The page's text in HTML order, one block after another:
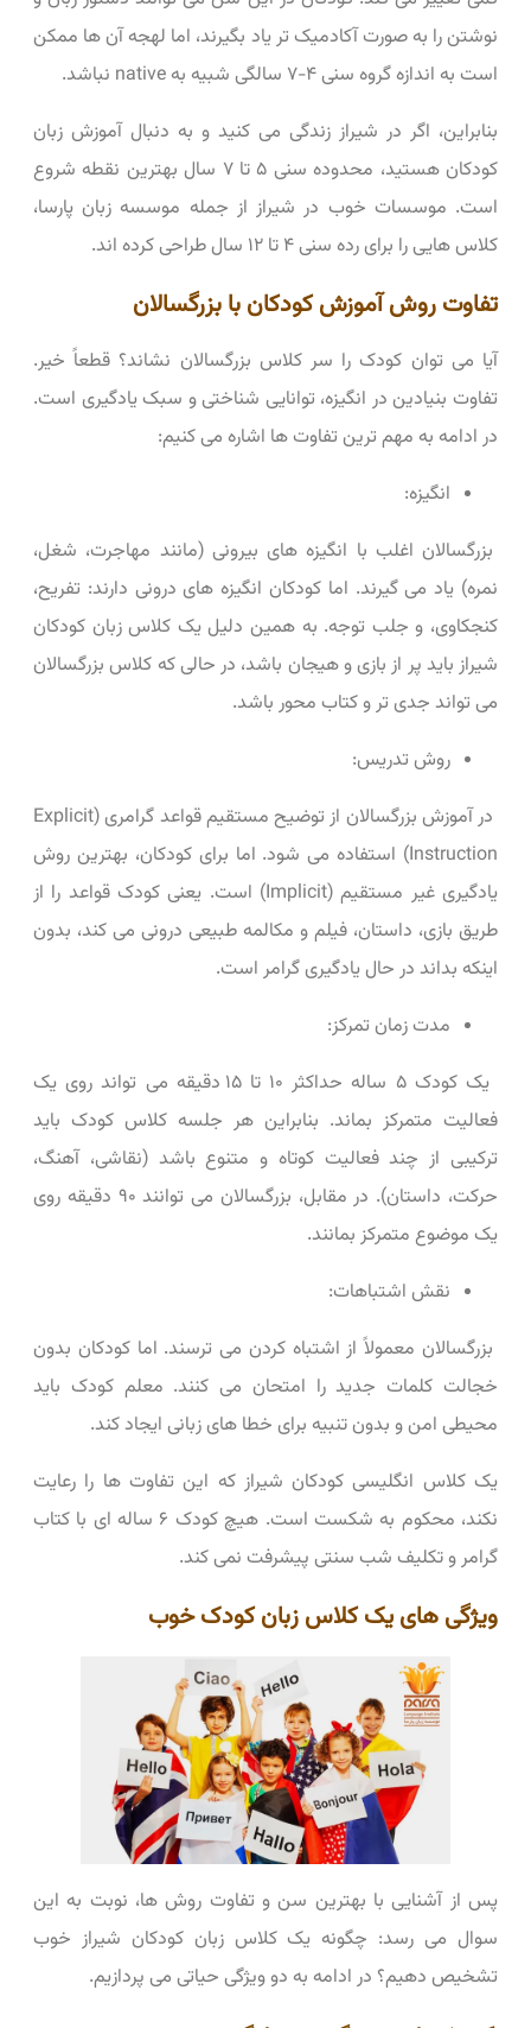
نوشتن را به صورت آکادمیک ‌تر یاد بگیرند، اما لهجه آن‌ ها ممکن
است به اندازه گروه سنی ۴-۷ سالگی شبیه به native نباشد.
بنابراین، اگر در شیراز زندگی می‌ کنید و به دنبال آموزش زبان
کودکان هستید، محدوده سنی ۵ تا ۷ سال بهترین نقطه شروع
است. موسسات خوب در شیراز از جمله موسسه زبان پارسا،
کلاس ‌هایی را برای رده سنی ۴ تا ۱۲ سال طراحی کرده ‌اند.
تفاوت روش آموزش کودکان با بزرگسالان
آیا می ‌توان کودک را سر کلاس بزرگسالان نشاند؟ قطعاً خیر.
تفاوت بنیادین در انگیزه، توانایی شناختی و سبک یادگیری است.
در ادامه به مهم ‌ترین تفاوت ‌ها اشاره می ‌کنیم:
انگیزه:
بزرگسالان اغلب با انگیزه ‌های بیرونی (مانند مهاجرت، شغل،
نمره) یاد می ‌گیرند. اما کودکان انگیزه‌ های درونی دارند: تفریح،
کنجکاوی، و جلب توجه. به همین دلیل یک کلاس زبان کودکان
شیراز باید پر از بازی و هیجان باشد، در حالی که کلاس بزرگسالان
می ‌تواند جدی ‌تر و کتاب‌ محور باشد.
روش تدریس:
در آموزش بزرگسالان از توضیح مستقیم قواعد گرامری (Explicit
Instruction) استفاده می ‌شود. اما برای کودکان، بهترین روش
یادگیری غیر مستقیم (Implicit) است. یعنی کودک قواعد را از
طریق بازی، داستان، فیلم و مکالمه طبیعی درونی می ‌کند، بدون
اینکه بداند در حال یادگیری گرامر است.
مدت زمان تمرکز:
یک کودک ۵ ساله حداکثر ۱۰ تا ۱۵ دقیقه می ‌تواند روی یک
فعالیت متمرکز بماند. بنابراین هر جلسه کلاس کودک باید
ترکیبی از چند فعالیت کوتاه و متنوع باشد (نقاشی، آهنگ،
حرکت، داستان). در مقابل، بزرگسالان می ‌توانند ۹۰ دقیقه روی
یک موضوع متمرکز بمانند.
نقش اشتباهات:
بزرگسالان معمولاً از اشتباه کردن می ‌ترسند. اما کودکان بدون
خجالت کلمات جدید را امتحان می ‌کنند. معلم کودک باید
محیطی امن و بدون تنبیه برای خطا های زبانی ایجاد کند.
یک کلاس انگلیسی کودکان شیراز که این تفاوت‌ ها را رعایت
نکند، محکوم به شکست است. هیچ کودک ۶ ساله‌ ای با کتاب
گرامر و تکلیف شب سنتی پیشرفت نمی ‌کند.
ویژگی ‌های یک کلاس زبان کودک خوب
پس از آشنایی با بهترین سن و تفاوت روش ‌ها، نوبت به این
سوال می ‌رسد: چگونه یک کلاس زبان کودکان شیراز خوب
تشخیص دهیم؟ در ادامه به دو ویژگی حیاتی می ‌پردازیم.